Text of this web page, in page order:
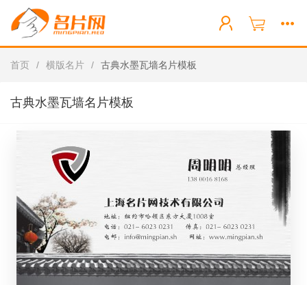
首页 / 横版名片 / 古典水墨瓦墙名片模板
古典水墨瓦墙名片模板